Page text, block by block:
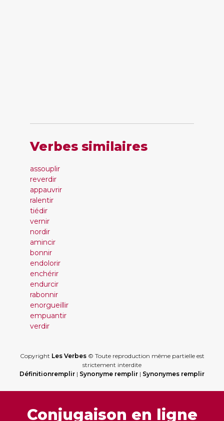
Verbes similaires
assouplir
reverdir
appauvrir
ralentir
tiédir
vernir
nordir
amincir
bonnir
endolorir
enchérir
endurcir
rabonnir
enorgueillir
empuantir
verdir
Copyright Les Verbes© Toute reproduction même partielle est
strictement interdite
Définitionremplir | Synonyme remplir | Synonymes remplir
Conjugaison en ligne